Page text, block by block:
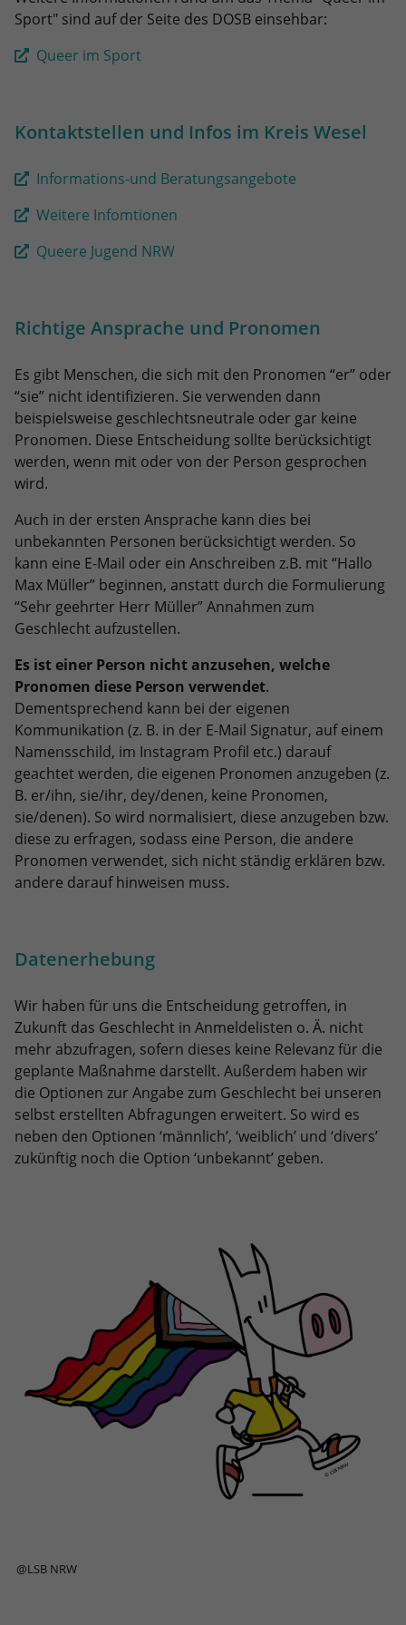
Sport" sind auf der Seite des DOSB einsehbar:
Queer im Sport
Kontaktstellen und Infos im Kreis Wesel
Informations-und Beratungsangebote
Weitere Infomtionen
Queere Jugend NRW
Richtige Ansprache und Pronomen
Es gibt Menschen, die sich mit den Pronomen “er” oder
“sie” nicht identifizieren. Sie verwenden dann
beispielsweise geschlechtsneutrale oder gar keine
Pronomen. Diese Entscheidung sollte berücksichtigt
werden, wenn mit oder von der Person gesprochen
wird.
Auch in der ersten Ansprache kann dies bei
unbekannten Personen berücksichtigt werden. So
kann eine E-Mail oder ein Anschreiben z.B. mit “Hallo
Max Müller” beginnen, anstatt durch die Formulierung
“Sehr geehrter Herr Müller” Annahmen zum
Geschlecht aufzustellen.
Es ist einer Person nicht anzusehen, welche
Pronomen diese Person verwendet.
Dementsprechend kann bei der eigenen
Kommunikation (z. B. in der E-Mail Signatur, auf einem
Namensschild, im Instagram Profil etc.) darauf
geachtet werden, die eigenen Pronomen anzugeben (z.
B. er/ihn, sie/ihr, dey/denen, keine Pronomen,
sie/denen). So wird normalisiert, diese anzugeben bzw.
diese zu erfragen, sodass eine Person, die andere
Pronomen verwendet, sich nicht ständig erklären bzw.
andere darauf hinweisen muss.
Datenerhebung
Wir haben für uns die Entscheidung getroffen, in
Zukunft das Geschlecht in Anmeldelisten o. Ä. nicht
mehr abzufragen, sofern dieses keine Relevanz für die
geplante Maßnahme darstellt. Außerdem haben wir
die Optionen zur Angabe zum Geschlecht bei unseren
selbst erstellten Abfragungen erweitert. So wird es
neben den Optionen ‘männlich’, ‘weiblich’ und ‘divers’
zukünftig noch die Option ‘unbekannt’ geben.
@LSB NRW
eines Analyseberichts darüber, wie es
der Website geht. Die erhobenen Daten
Quelle, aus der sie stammen, und die
Name _ga_WET8JWZ4V1
Anbieter Google LLC
Laufzeit 2 Jahre
Wird verwendet, um den Sitzungsstatus